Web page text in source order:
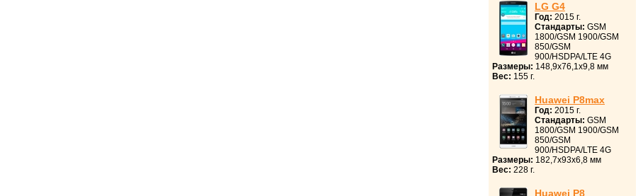
LG G4
Год: 2015 г.
Стандарты: GSM
1800/GSM 1900/GSM
850/GSM
900/HSDPA/LTE 4G
Размеры: 148,9x76,1x9,8 мм
Вес: 155 г.
Huawei P8max
Год: 2015 г.
Стандарты: GSM
1800/GSM 1900/GSM
850/GSM
900/HSDPA/LTE 4G
Размеры: 182,7x93x6,8 мм
Вес: 228 г.
Huawei P8